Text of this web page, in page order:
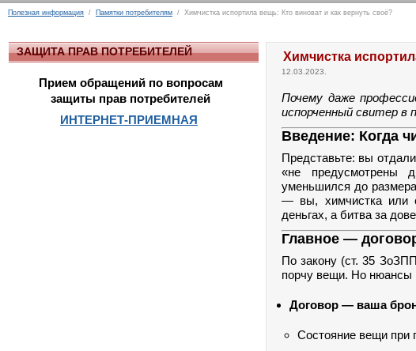
Полезная информация / Памятки потребителям / Химчистка испортила вещь: Кто виноват и как вернуть своё?
ЗАЩИТА ПРАВ ПОТРЕБИТЕЛЕЙ
Прием обращений по вопросам
защиты прав потребителей
ИНТЕРНЕТ-ПРИЕМНАЯ
Химчистка
12.03.2023.
Почему даже
испорченный свитер в
Введение: Когда
Представьте: вы
«не предусмотрены
уменьшился до
— вы, химчистка или
деньгах, а битва за
Главное —
По закону (ст. 35
порчу вещи. Но нюансы
Договор — ваша
Состояние вещи при